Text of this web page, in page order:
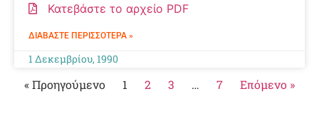
Κατεβάστε το αρχείο PDF
ΔΙΑΒΆΣΤΕ ΠΕΡΙΣΣΌΤΕΡΑ »
1 Δεκεμβρίου, 1990
« Προηγούμενο 1 2 3 … 7 Επόμενο »